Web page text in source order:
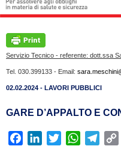
Servizio Tecnico - referente: dott.ssa
Tel. 030.399133 - Email:
02.02.2024 - LAVORI PUBBLICI
GARE D’APPALTO E
W